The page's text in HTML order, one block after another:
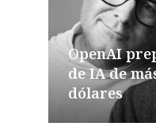
OpenAI
de IA de
dólares